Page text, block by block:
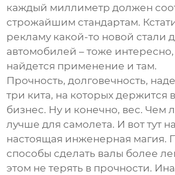
каждый миллиметр должен
строжайшим стандартам.
рекламу какой-то новой стали
автомобилей – тоже
найдется применение и там.
Прочность, долговечность,
три кита, на которых держится
бизнес. Ну и конечно, вес. Чем
лучше для самолета. И вот тут
настоящая инженерная магия.
способы сделать валы более
этом не терять в прочности.